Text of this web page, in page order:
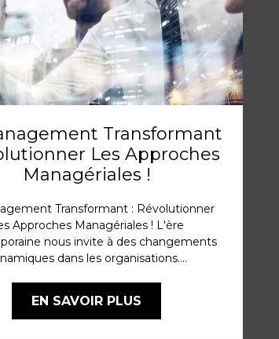
Transformant
Les Approches
Managériales !
Transformant : Révolutionner
Approches Managériales ! L'ère
nous invite à des changements
dans les organisations....
EN SAVOIR PLUS